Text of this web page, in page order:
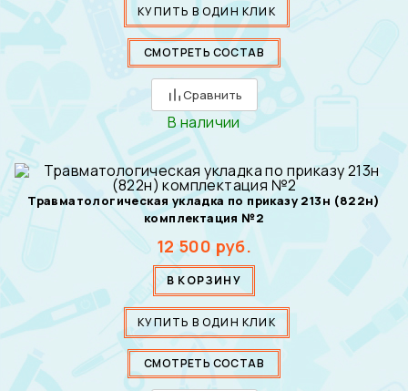
КУПИТЬ В ОДИН КЛИК
СМОТРЕТЬ СОСТАВ
Сравнить
В наличии
Травматологическая укладка по приказу 213н (822н)
комплектация №2
12 500 руб.
В КОРЗИНУ
КУПИТЬ В ОДИН КЛИК
СМОТРЕТЬ СОСТАВ